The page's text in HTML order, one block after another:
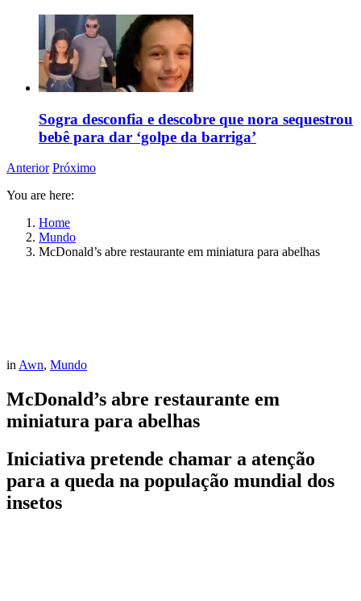
Sogra desconfia e descobre que nora sequestrou
bebê para dar ‘golpe da barriga’
Anterior Próximo
You are here:
Home
Mundo
McDonald’s abre restaurante em miniatura para abelhas
inAwn, Mundo
McDonald’s abre restaurante em
miniatura para abelhas
Iniciativa pretende chamar a atenção
para a queda na população mundial dos
insetos